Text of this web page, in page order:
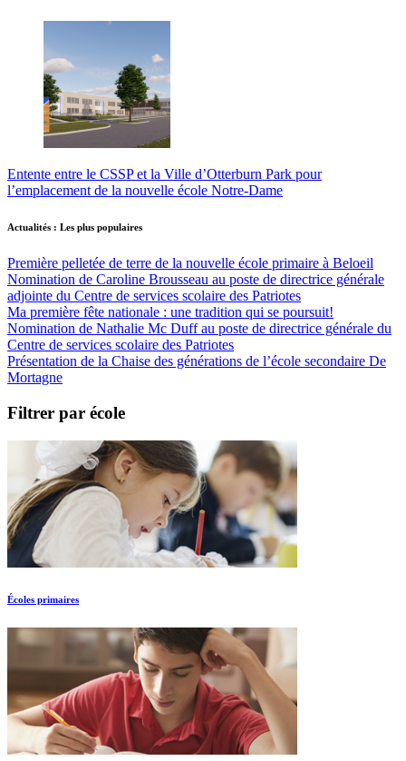
Entente entre le CSSP et la Ville d’Otterburn Park pour
l’emplacement de la nouvelle école Notre-Dame
Actualités : Les plus populaires
Première pelletée de terre de la nouvelle école primaire à Beloeil
Nomination de Caroline Brousseau au poste de directrice générale
adjointe du Centre de services scolaire des Patriotes
Ma première fête nationale : une tradition qui se poursuit!
Nomination de Nathalie Mc Duff au poste de directrice générale du
Centre de services scolaire des Patriotes
Présentation de la Chaise des générations de l’école secondaire De
Mortagne
Filtrer par école
Écoles primaires